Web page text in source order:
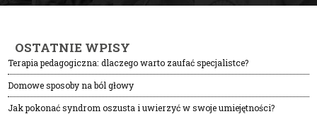
OSTATNIE WPISY
Terapia pedagogiczna: dlaczego warto zaufać specjalistce?
Domowe sposoby na ból głowy
Jak pokonać syndrom oszusta i uwierzyć w swoje umiejętności?